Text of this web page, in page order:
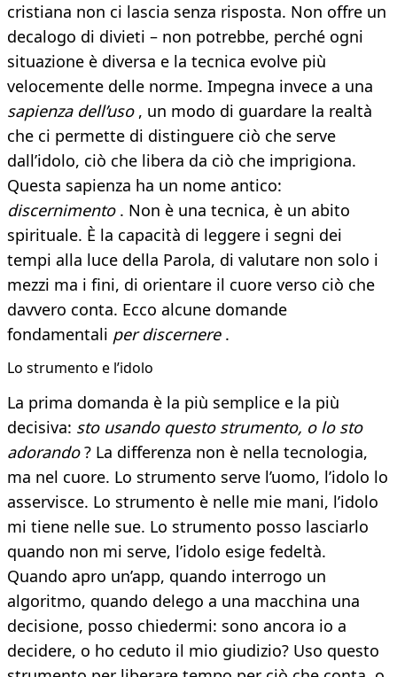
cristiana non ci lascia senza risposta. Non offre un
decalogo di divieti – non potrebbe, perché ogni
situazione è diversa e la tecnica evolve più
velocemente delle norme. Impegna invece a una
sapienza dell’uso, un modo di guardare la realtà
che ci permette di distinguere ciò che serve
dall’idolo, ciò che libera da ciò che imprigiona.
Questa sapienza ha un nome antico:
discernimento. Non è una tecnica, è un abito
spirituale. È la capacità di leggere i segni dei
tempi alla luce della Parola, di valutare non solo i
mezzi ma i fini, di orientare il cuore verso ciò che
davvero conta. Ecco alcune domande
fondamentali per discernere.
Lo strumento e l’idolo
La prima domanda è la più semplice e la più
decisiva: sto usando questo strumento, o lo sto
adorando? La differenza non è nella tecnologia,
ma nel cuore. Lo strumento serve l’uomo, l’idolo lo
asservisce. Lo strumento è nelle mie mani, l’idolo
mi tiene nelle sue. Lo strumento posso lasciarlo
quando non mi serve, l’idolo esige fedeltà.
Quando apro un’app, quando interrogo un
algoritmo, quando delego a una macchina una
decisione, posso chiedermi: sono ancora io a
decidere, o ho ceduto il mio giudizio? Uso questo